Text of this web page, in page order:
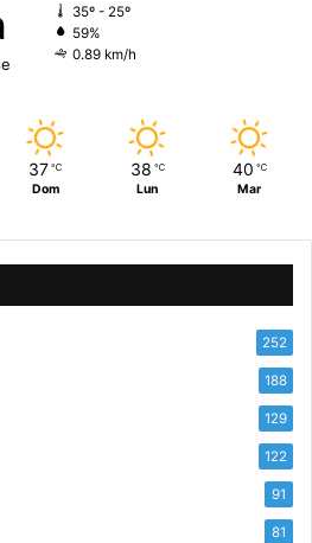
35º - 25º
59%
0.89 km/h
37 ℃
Dom
38 ℃
Lun
40 ℃
Mar
252
188
129
122
91
81